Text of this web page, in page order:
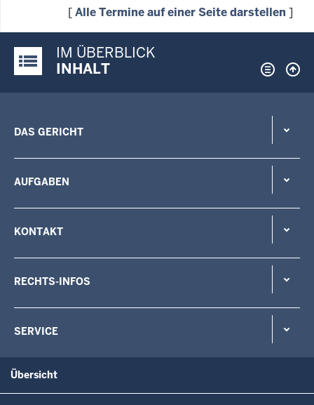
[Alle Termine auf einer Seite darstellen ]
Justiz-Portal im Überblick:
IM ÜBERBLICK
INHALT
DAS GERICHT
AUFGABEN
KONTAKT
RECHTS-INFOS
SERVICE
Übersicht